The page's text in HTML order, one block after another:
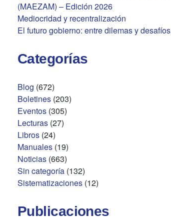
(MAEZAM) – Edición 2026
Mediocridad y recentralización
El futuro gobierno: entre dilemas y desafíos
Categorías
Blog (672)
Boletines (203)
Eventos (305)
Lecturas (27)
Libros (24)
Manuales (19)
Noticias (663)
Sin categoría (132)
Sistematizaciones (12)
Publicaciones